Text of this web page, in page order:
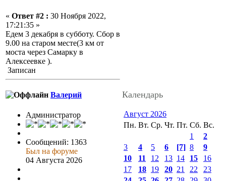
« Ответ #2 : 30 Ноября 2022,
17:21:35 »
Едем 3 декабря в субботу. Сбор в
9.00 на старом месте(3 км от
моста через Самарку в
Алексеевке ).
Записан
Валерий
Администратор
Сообщений: 1363
Был на форуме
04 Августа 2026
Календарь
Август 2026
Пн. Вт. Ср. Чт. Пт. Сб. Вс.
1
2
3
4 5 6 [7] 8
9
10
11 12 13 14 15
16
17
18 19 20 21 22
23